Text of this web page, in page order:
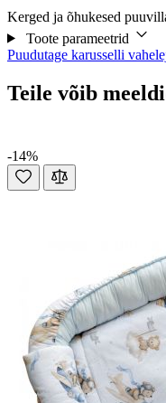
Kerged ja õhukesed
Toote parameetrid
Puudutage karusselli
Teile võib
-14%